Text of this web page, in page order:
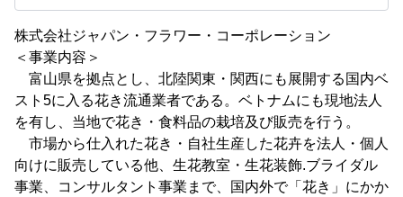
株式会社ジャパン・フラワー・コーポレーション
＜事業内容＞
富山県を拠点とし、北陸関東・関西にも展開する国内ベ
スト5に入る花き流通業者である。ベトナムにも現地法人
を有し、当地で花き・食料品の栽培及び販売を行う。
市場から仕入れた花き・自社生産した花卉を法人・個人
向けに販売している他、生花教室・生花装飾.ブライダル
事業、コンサルタント事業まで、国内外で「花き」にかか